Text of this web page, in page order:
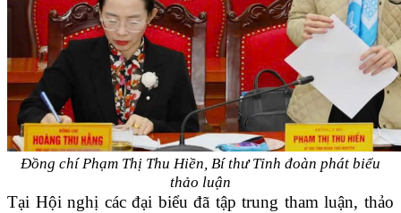
Đồng chí Phạm Thị Thu Hiền, Bí thư Tỉnh đoàn phát biểu
thảo luận
Tại Hội nghị các đại biểu đã tập trung tham luận, thảo